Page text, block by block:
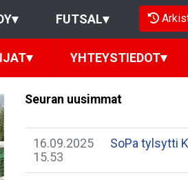
▾ FUTSAL▾
▾ YHTEYSTIEDOT▾
Seuran uusimmat
16.09.2025
15.53
​SoPa tylsytti